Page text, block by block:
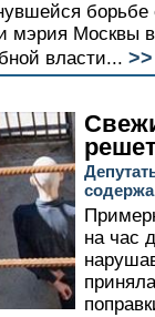
мэрия Москвы
власти... >>
на час